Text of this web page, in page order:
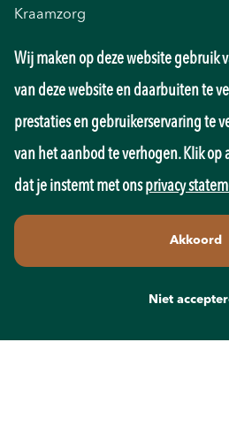
Kraamzorg
Management
Marketing
Overheid
Pedagogiek
Productie
Retail
Sales
Transport
Contact
Wij maken op deze website gebruik
van deze website en daarbuiten te
prestaties en gebruikerservaring te
van het aanbod te verhogen. Klik op
dat je instemt met onsprivacy
Akkoord
Niet